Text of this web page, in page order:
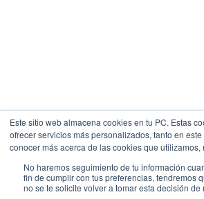
Este sitio web almacena cookies en tu PC. Estas
ofrecer servicios más personalizados, tanto en
conocer más acerca de las cookies que
No haremos seguimiento de tu información
fin de cumplir con tus preferencias, tendremos
no se te solicite volver a tomar esta decisión de